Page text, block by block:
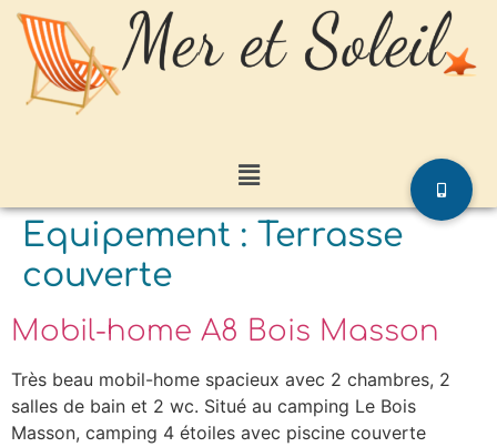
Equipement : Terrasse
couverte
Mobil-home A8 Bois Masson
Très beau mobil-home spacieux avec 2 chambres, 2
salles de bain et 2 wc. Situé au camping Le Bois
Masson, camping 4 étoiles avec piscine couverte